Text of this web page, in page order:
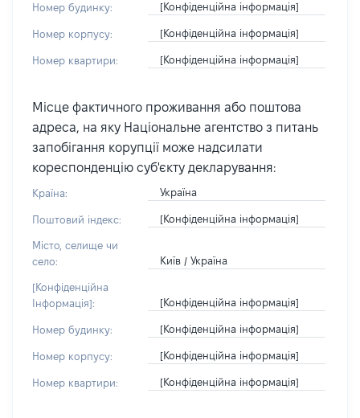
Номер будинку: [Конфіденційна інформація]
Номер корпусу: [Конфіденційна інформація]
Номер квартири: [Конфіденційна інформація]
Місце фактичного проживання або поштова
адреса, на яку Національне агентство з питань
запобігання корупції може надсилати
кореспонденцію суб'єкту декларування:
Країна: Україна
Поштовий індекс: [Конфіденційна інформація]
Місто, селище чи
село:
Київ / Україна
[Конфіденційна
Інформація]:
[Конфіденційна інформація]
Номер будинку: [Конфіденційна інформація]
Номер корпусу: [Конфіденційна інформація]
Номер квартири: [Конфіденційна інформація]